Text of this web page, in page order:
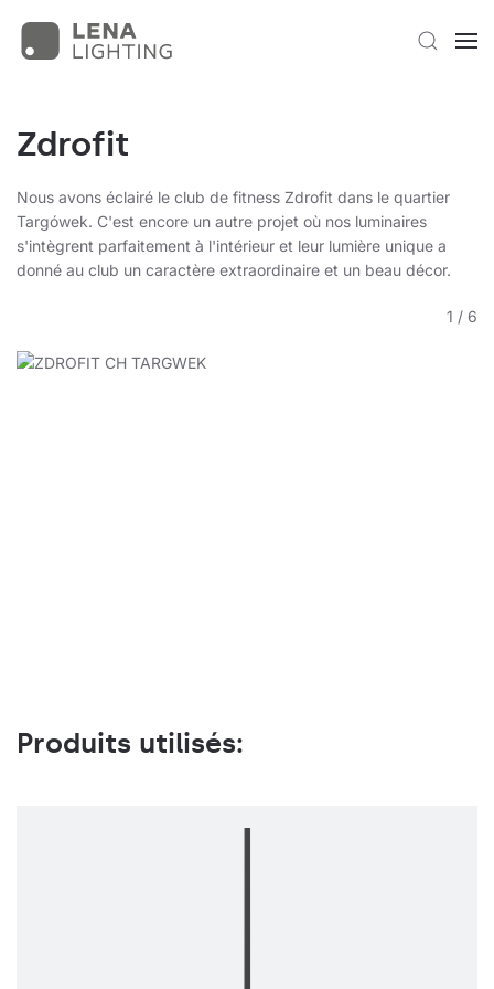
Zdrofit
Nous avons éclairé le club de fitness Zdrofit dans le quartier
Targówek. C'est encore un autre projet où nos luminaires
s'intègrent parfaitement à l'intérieur et leur lumière unique a
donné au club un caractère extraordinaire et un beau décor.
1 / 6
Produits utilisés: